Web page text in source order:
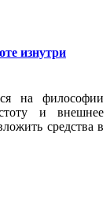
изнутри
на философии
и внешнее
средства в